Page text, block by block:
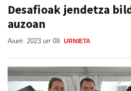
Desafioak jendetza
auzoan
Aiurri 2023 urr 09 URNIETA